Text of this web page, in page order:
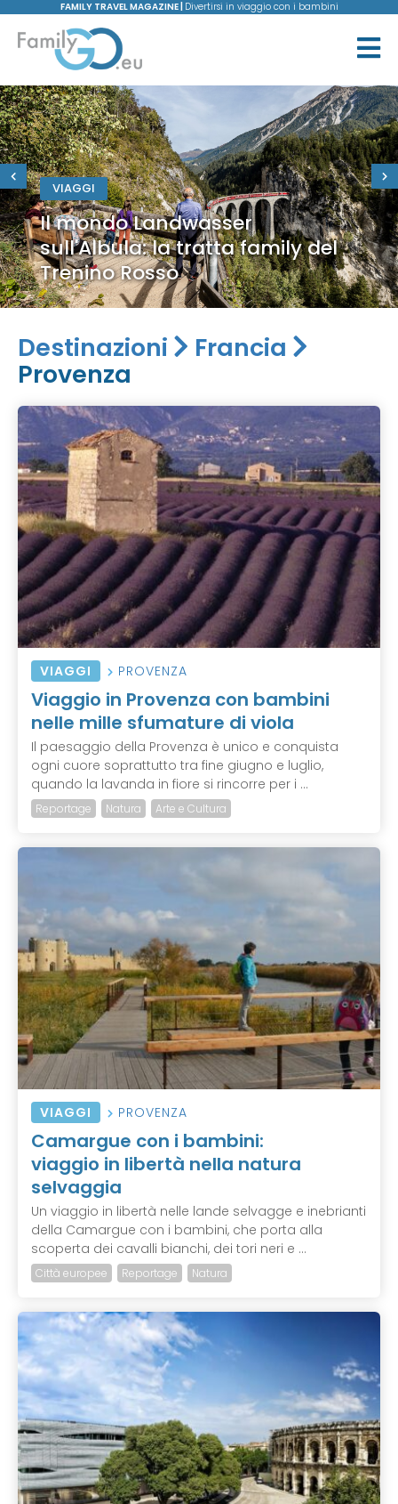
FAMILY TRAVEL MAGAZINE | Divertirsi in viaggio con i bambini
VIAGGI
Il mondo Landwasser
sull'Albula: la tratta family del
Trenino Rosso
Destinazioni
Francia
Provenza
VIAGGI PROVENZA
Viaggio in Provenza con bambini
nelle mille sfumature di viola
Il paesaggio della Provenza è unico e conquista
ogni cuore soprattutto tra fine giugno e luglio,
quando la lavanda in fiore si rincorre per i ...
Reportage Natura Arte e Cultura
VIAGGI PROVENZA
Camargue con i bambini:
viaggio in libertà nella natura
selvaggia
Un viaggio in libertà nelle lande selvagge e inebrianti
della Camargue con i bambini, che porta alla
scoperta dei cavalli bianchi, dei tori neri e ...
Città europee Reportage Natura